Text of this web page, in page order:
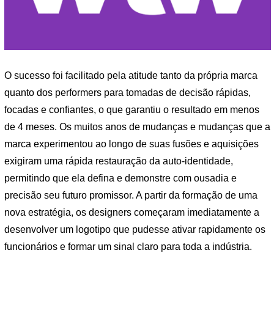
O sucesso foi facilitado pela atitude tanto da própria marca
quanto dos performers para tomadas de decisão rápidas,
focadas e confiantes, o que garantiu o resultado em menos
de 4 meses. Os muitos anos de mudanças e mudanças que a
marca experimentou ao longo de suas fusões e aquisições
exigiram uma rápida restauração da auto-identidade,
permitindo que ela defina e demonstre com ousadia e
precisão seu futuro promissor. A partir da formação de uma
nova estratégia, os designers começaram imediatamente a
desenvolver um logotipo que pudesse ativar rapidamente os
funcionários e formar um sinal claro para toda a indústria.